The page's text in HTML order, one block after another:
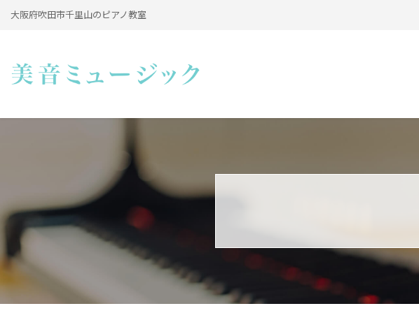
大阪府吹田市千里山のピアノ教室